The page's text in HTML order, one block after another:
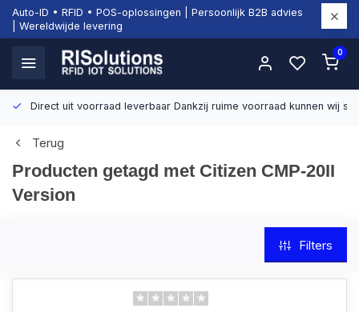
Auto-ID • RFID • POS-oplossingen | Persoonlijk B2B advies
| Wereldwijde levering
0
Direct uit voorraad leverbaar Dankzij ruime voorraad kunnen wij
Terug
Producten getagd met Citizen CMP-20II
Version
Filters